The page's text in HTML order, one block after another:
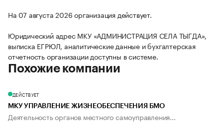
На 07 августа 2026 организация действует.
Юридический адрес МКУ «АДМИНИСТРАЦИЯ СЕЛА ТЫГДА»,
выписка ЕГРЮЛ, аналитические данные и бухгалтерская
отчетность организации доступны в системе.
Похожие компании
ДЕЙСТВУЕТ
МКУ УПРАВЛЕНИЕ ЖИЗНЕОБЕСПЕЧЕНИЯ БМО
Деятельность органов местного самоуправления...